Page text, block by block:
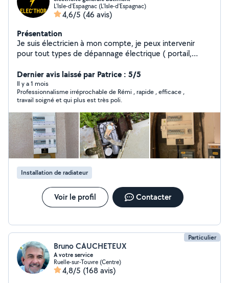
L'Isle-d'Espagnac (L'Isle-d'Espagnac)
4,6/5 (46 avis)
Présentation
Je suis électricien à mon compte, je peux intervenir
pour tout types de dépannage électrique ( portail,
m'appeler pour un projet de modification ou rénovation
de votre installation électrique, je réalise des devis
gratuitement dans toute la Charente et rapidement ! Au
plaisir de vous lire.
Dernier avis laissé par Patrice : 5/5
Il y a 1 mois
Professionnalisme irréprochable de Rémi , rapide , efficace ,
travail soigné et qui plus est très poli.
Installation de radiateur
Voir le profil Contacter
Particulier
Bruno CAUCHETEUX
A votre service
Ruelle-sur-Touvre (Centre)
4,8/5 (168 avis)